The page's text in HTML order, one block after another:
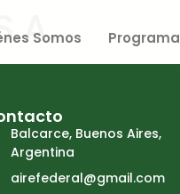
Somos Programa
Balcarce, Buenos Aires,
Argentina
airefederal@gmail.com